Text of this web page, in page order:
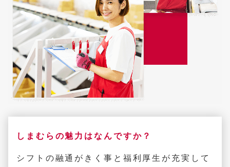
しまむらの魅力はなんですか？
シフトの融通がきく事と福利厚生が充実して